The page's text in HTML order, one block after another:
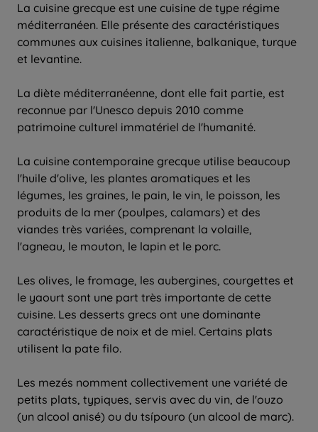
La cuisine grecque est une cuisine de type régime
méditerranéen. Elle présente des caractéristiques
communes aux cuisines italienne, balkanique, turque
et levantine.
La diète méditerranéenne, dont elle fait partie, est
reconnue par l'Unesco depuis 2010 comme
patrimoine culturel immatériel de l'humanité.
La cuisine contemporaine grecque utilise beaucoup
l'huile d'olive, les plantes aromatiques et les
légumes, les graines, le pain, le vin, le poisson, les
produits de la mer (poulpes, calamars) et des
viandes très variées, comprenant la volaille,
l'agneau, le mouton, le lapin et le porc.
Les olives, le fromage, les aubergines, courgettes et
le yaourt sont une part très importante de cette
cuisine. Les desserts grecs ont une dominante
caractéristique de noix et de miel. Certains plats
utilisent la pate filo.
Les mezés nomment collectivement une variété de
petits plats, typiques, servis avec du vin, de l'ouzo
(un alcool anisé) ou du tsípouro (un alcool de marc).